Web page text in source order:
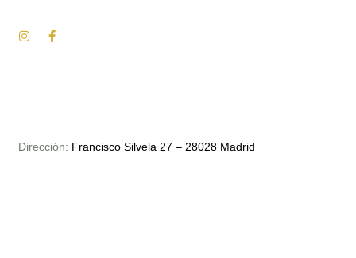
Dirección: Francisco Silvela 27 – 28028 Madrid